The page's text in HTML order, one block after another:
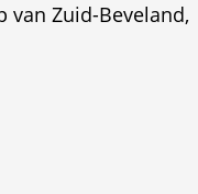
van Zuid-Beveland,